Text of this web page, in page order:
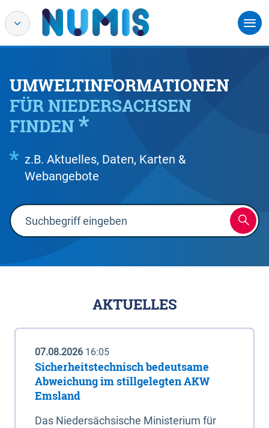
UMWELTINFORMATIONEN
FÜR NIEDERSACHSEN
FINDEN
z.B. Aktuelles, Daten, Karten &
Webangebote
AKTUELLES
07.08.2026 16:05
Sicherheitstechnisch bedeutsame
Abweichung im stillgelegten AKW
Emsland
Das Niedersächsische Ministerium für